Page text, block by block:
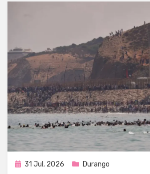
Publicada
31 Jul, 2026 Durango